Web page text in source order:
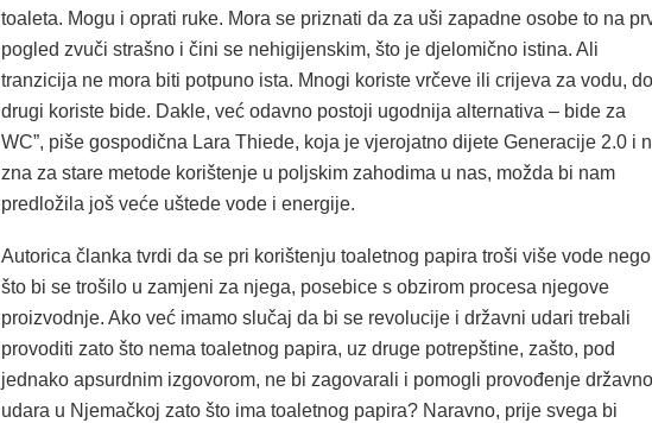
toaleta. Mogu i oprati ruke. Mora se priznati da za uši zapadne osobe to na
pogled zvuči strašno i čini se nehigijenskim, što je djelomično istina. Ali
tranzicija ne mora biti potpuno ista. Mnogi koriste vrčeve ili crijeva za vodu,
drugi koriste bide. Dakle, već odavno postoji ugodnija alternativa – bide za
WC”, piše gospodična Lara Thiede, koja je vjerojatno dijete Generacije 2.0 i
zna za stare metode korištenje u poljskim zahodima u nas, možda bi nam
predložila još veće uštede vode i energije.
Autorica članka tvrdi da se pri korištenju toaletnog papira troši više vode nego
što bi se trošilo u zamjeni za njega, posebice s obzirom procesa njegove
proizvodnje. Ako već imamo slučaj da bi se revolucije i državni udari trebali
provoditi zato što nema toaletnog papira, uz druge potrepštine, zašto, pod
jednako apsurdnim izgovorom, ne bi zagovarali i pomogli provođenje
udara u Njemačkoj zato što ima toaletnog papira? Naravno, prije svega bi